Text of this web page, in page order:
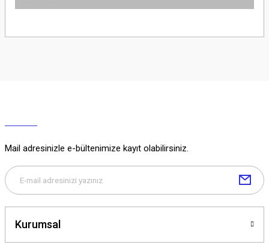
Soru Sor
Mail adresinizle e-bültenimize kayıt olabilirsiniz.
Kurumsal